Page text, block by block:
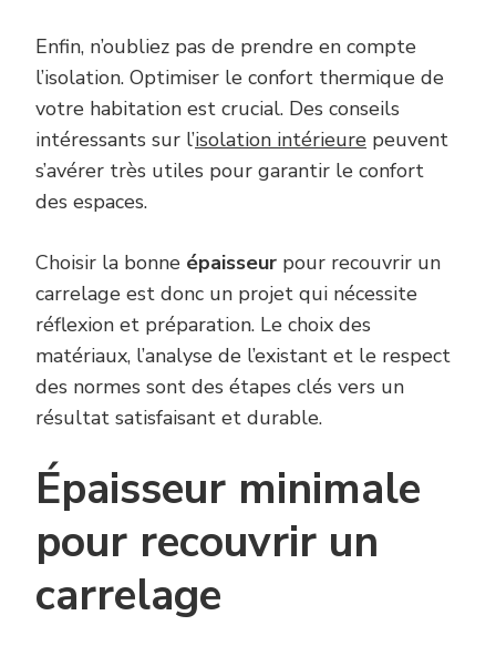
Enfin, n’oubliez pas de prendre en compte
l’isolation. Optimiser le confort thermique de
votre habitation est crucial. Des conseils
intéressants sur l’isolation intérieure peuvent
s’avérer très utiles pour garantir le confort
des espaces.
Choisir la bonne épaisseur pour recouvrir un
carrelage est donc un projet qui nécessite
réflexion et préparation. Le choix des
matériaux, l’analyse de l’existant et le respect
des normes sont des étapes clés vers un
résultat satisfaisant et durable.
Épaisseur minimale
pour recouvrir un
carrelage